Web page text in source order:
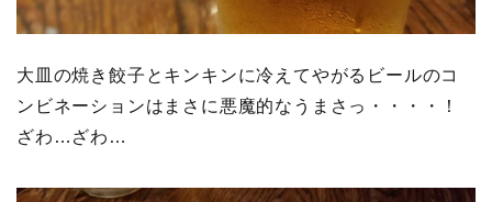
大皿の焼き餃子とキンキンに冷えてやがるビールのコ
ンビネーションはまさに悪魔的なうまさっ・・・・！
ざわ…ざわ…